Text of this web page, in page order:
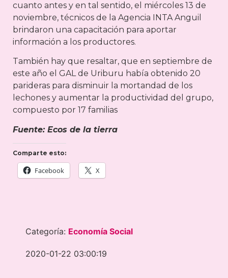
cuanto antes y en tal sentido, el miércoles 13 de
noviembre, técnicos de la Agencia INTA Anguil
brindaron una capacitación para aportar
información a los productores.
También hay que resaltar, que en septiembre de
este año el GAL de Uriburu había obtenido 20
parideras para disminuir la mortandad de los
lechones y aumentar la productividad del grupo,
compuesto por 17 familias
Fuente: Ecos de la tierra
Comparte esto:
Facebook X
Categoría: Economía Social
2020-01-22 03:00:19